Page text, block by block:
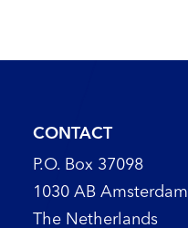
CONTACT
P.O. Box 37098
1030 AB Amsterdam
The Netherlands